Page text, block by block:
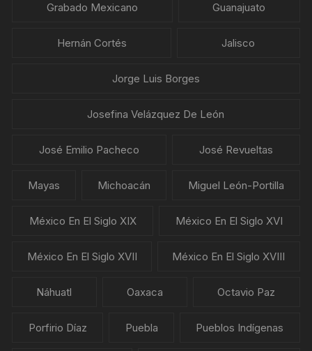
Grabado Mexicano Guanajuato
Hernán Cortés Jalisco
Jorge Luis Borges
Josefina Velázquez De León
José Emilio Pacheco José Revueltas
Mayas Michoacán Miguel León-Portilla
México En El Siglo XIX México En El Siglo XVI
México En El Siglo XVII México En El Siglo XVIII
Náhuatl Oaxaca Octavio Paz
Porfirio Díaz Puebla Pueblos Indígenas